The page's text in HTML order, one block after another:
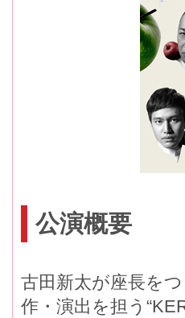
公演概要
古田新太が座長を
作・演出を担う